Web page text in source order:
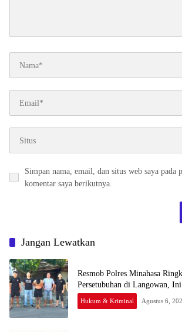
Simpan nama, email, dan situs web saya pada
komentar saya berikutnya.
Jangan Lewatkan
Resmob Polres Minahasa
Persetubuhan di Langowan,
Hukum & Kriminal Agustus 6,